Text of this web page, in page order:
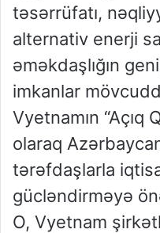
təsərrüfatı,
alternativ enerji
əməkdaşlığın
imkanlar
Vyetnamın “Açıq
olaraq
tərəfdaşlarla
gücləndirməyə
O, Vyetnam